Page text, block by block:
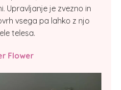
Upravljanje je zvezno in
vsega pa lahko z njo
telesa.
Flower